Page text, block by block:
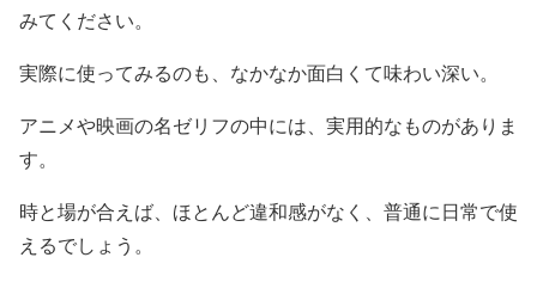
みてください。
実際に使ってみるのも、なかなか面白くて味わい深い。
アニメや映画の名ゼリフの中には、実用的なものがありま
す。
時と場が合えば、ほとんど違和感がなく、普通に日常で使
えるでしょう。